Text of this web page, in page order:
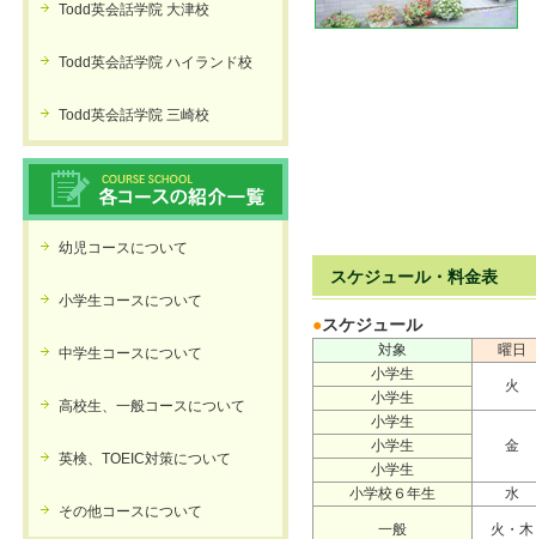
Todd英会話学院 大津校
Todd英会話学院 ハイランド校
Todd英会話学院 三崎校
幼児コースについて
小学生コースについて
中学生コースについて
高校生、一般コースについて
英検、TOEIC対策について
その他コースについて
スケジュール・料金表
●スケジュール
対象
曜日
小学生
火
小学生
小学生
金
小学生
小学生
小学校６年生
水
一般 火・木